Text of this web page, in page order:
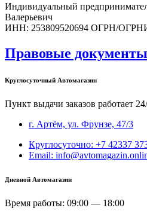
Индивидуальный
Валерьевич
ИНН: 253809520694 ОГРН/
Правовые документы
Круглосуточный Автомагазин
Пункт выдачи заказов работает
г. Артём, ул. Фрунзе, 47/3
Круглосуточно: +7 42337
Email:
Дневной Автомагазин
Время работы: 09:00 — 18:00